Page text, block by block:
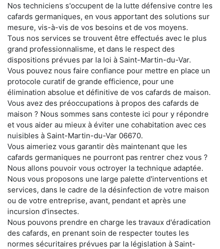
Nos techniciens s'occupent de la lutte défensive contre les
cafards germaniques, en vous apportant des solutions sur
mesure, vis-à-vis de vos besoins et de vos moyens.
Tous nos services se trouvent être effectués avec le plus
grand professionnalisme, et dans le respect des
dispositions prévues par la loi à Saint-Martin-du-Var.
Vous pouvez nous faire confiance pour mettre en place un
protocole curatif de grande efficience, pour une
élimination absolue et définitive de vos cafards de maison.
Vous avez des préoccupations à propos des cafards de
maison ? Nous sommes sans conteste ici pour y répondre
et vous aider au mieux à éviter une cohabitation avec ces
nuisibles à Saint-Martin-du-Var 06670.
Vous aimeriez vous garantir dès maintenant que les
cafards germaniques ne pourront pas rentrer chez vous ?
Nous allons pouvoir vous octroyer la technique adaptée.
Nous vous proposons une large palette d'interventions et
services, dans le cadre de la désinfection de votre maison
ou de votre entreprise, avant, pendant et après une
incursion d'insectes.
Nous pouvons prendre en charge les travaux d'éradication
des cafards, en prenant soin de respecter toutes les
normes sécuritaires prévues par la législation à Saint-